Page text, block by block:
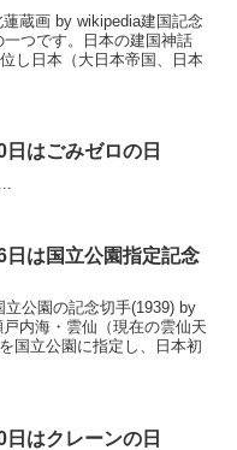
蓮蔵画 by wikipedia建国記念
つです。日本の建国神話
し日本（大日本帝国、日本
日はごみゼロの日
日は国立公園指定記念
公園の記念切手(1939) by
内海・雲仙（現在の雲仙天
国立公園に指定し、日本初
日はクレーンの日